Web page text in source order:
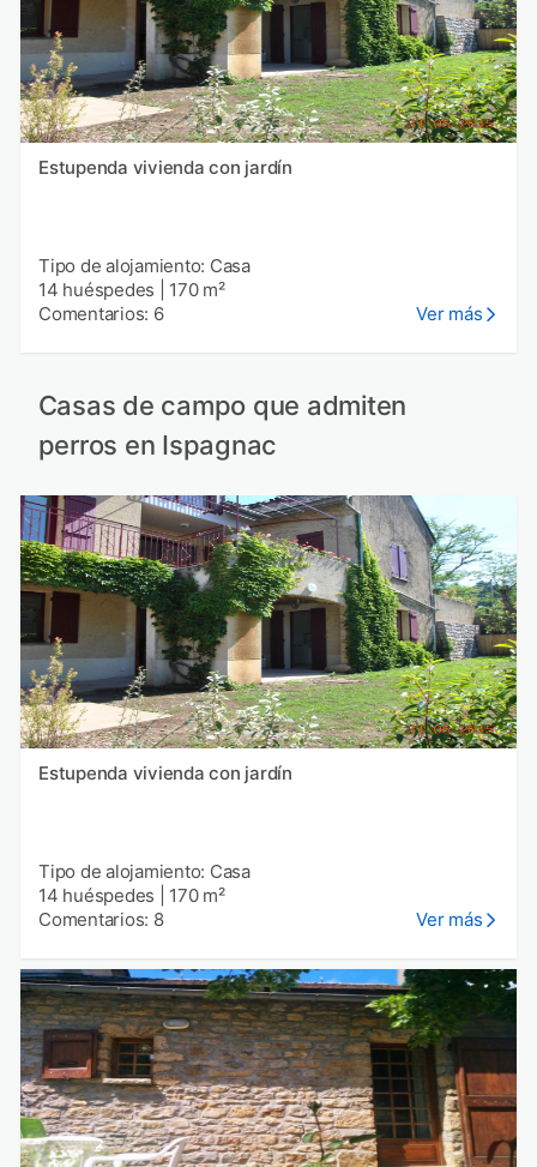
Estupenda vivienda con jardín
Tipo de alojamiento: Casa
14 huéspedes
170 m²
Comentarios: 6
Ver más
Casas de campo que admiten
perros en Ispagnac
Estupenda vivienda con jardín
Tipo de alojamiento: Casa
14 huéspedes
170 m²
Comentarios: 8
Ver más